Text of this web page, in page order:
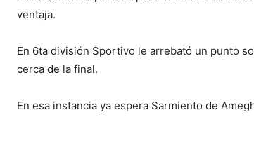
ventaja.
En 6ta división Sportivo le arrebató un punto
cerca de la final.
En esa instancia ya espera Sarmiento de